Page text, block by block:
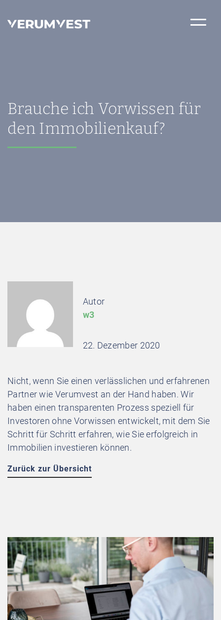
Brauche ich Vorwissen für
den Immobilienkauf?
Autor
w3
22. Dezember 2020
Nicht, wenn Sie einen verlässlichen und erfahrenen
Partner wie Verumvest an der Hand haben. Wir
haben einen transparenten Prozess speziell für
Investoren ohne Vorwissen entwickelt, mit dem Sie
Schritt für Schritt erfahren, wie Sie erfolgreich in
Immobilien investieren können.
Zurück zur Übersicht